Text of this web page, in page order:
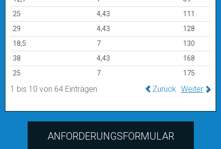
25
4,43
111
29
4,43
128
18,5
7
130
38
4,43
168
25
7 175
1 bis 10 von 64 Einträgen Zurück Weiter
ANFORDERUNGSFORMULAR